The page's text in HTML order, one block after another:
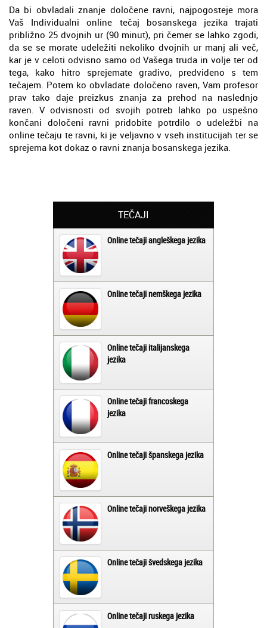
Da bi obvladali znanje določene ravni, najpogosteje mora
Vaš Individualni online tečaj bosanskega jezika trajati
približno 25 dvojnih ur (90 minut), pri čemer se lahko zgodi,
da se se morate udeležiti nekoliko dvojnih ur manj ali več,
kar je v celoti odvisno samo od Vašega truda in volje ter od
tega, kako hitro sprejemate gradivo, predvideno s tem
tečajem. Potem ko obvladate določeno raven, Vam profesor
prav tako daje preizkus znanja za prehod na naslednjo
raven. V odvisnosti od svojih potreb lahko po uspešno
končani določeni ravni pridobite potrdilo o udeležbi na
online tečaju te ravni, ki je veljavno v vseh institucijah ter se
sprejema kot dokaz o ravni znanja bosanskega jezika.
TEČAJI
Online tečaji angleškega jezika
Online tečaji nemškega jezika
Online tečaji italijanskega
jezika
Online tečaji francoskega
jezika
Online tečaji španskega jezika
Online tečaji norveškega jezika
Online tečaji švedskega jezika
Online tečaji ruskega jezika